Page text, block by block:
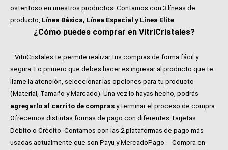
ostentoso en nuestros productos. Contamos con 3 líneas de
producto, Línea Básica, Línea Especial y Línea Elite
¿Cómo puedes comprar en VitriCristales?
VitriCristales te permite realizar tus compras de forma fácil y
segura. Lo primero que debes hacer es ingresar al producto que te
llame la atención, seleccionar las opciones para tu producto
(Material, Tamaño y Marcado). Una vez lo hayas hecho, podrás
agregarlo al carrito de compras y terminar el proceso de compra.
Ofrecemos distintas formas de pago con diferentes Tarjetas
Débito o Crédito. Contamos con las 2 plataformas de pago más
usadas actualmente que son Payu y MercadoPago.
Compra en